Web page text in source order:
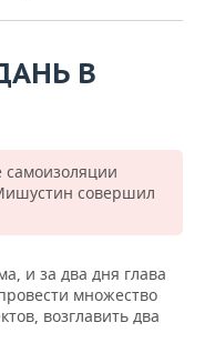
В
самоизоляции
совершил
и за два дня глава
множество
возглавить два